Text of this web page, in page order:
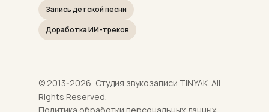
Запись детской песни
Доработка ИИ-треков
© 2013-2026, Студия звукозаписи TINYAK. All
Rights Reserved.